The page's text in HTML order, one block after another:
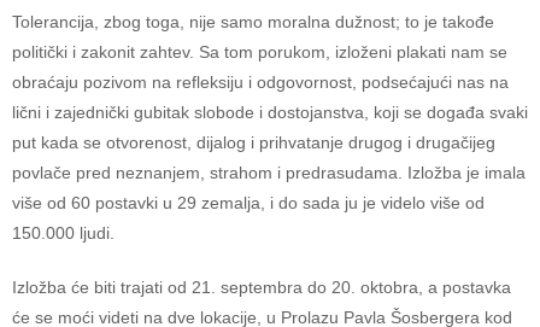
Tolerancija, zbog toga, nije samo moralna dužnost; to je takođe
politički i zakonit zahtev. Sa tom porukom, izloženi plakati nam se
obraćaju pozivom na refleksiju i odgovornost, podsećajući nas na
lični i zajednički gubitak slobode i dostojanstva, koji se događa svaki
put kada se otvorenost, dijalog i prihvatanje drugog i drugačijeg
povlače pred neznanjem, strahom i predrasudama. Izložba je imala
više od 60 postavki u 29 zemalja, i do sada ju je videlo više od
150.000 ljudi.
Izložba će biti trajati od 21. septembra do 20. oktobra, a postavka
će se moći videti na dve lokacije, u Prolazu Pavla Šosbergera kod